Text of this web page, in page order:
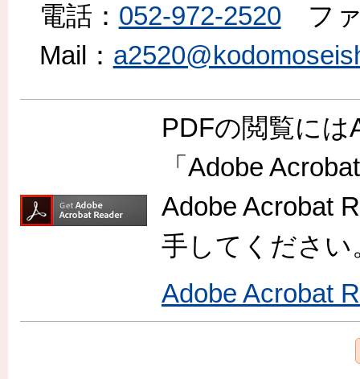
電話： 052-972-2520 フ
Mail：
PDFの閲覧に
「Adobe
Adobe Acrobat
手してください
Adobe Acrobat